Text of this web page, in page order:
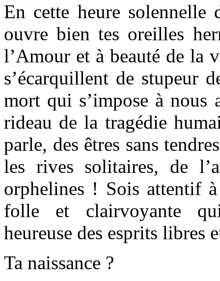
En cette heure solennelle
ouvre bien tes oreilles
l’Amour et à beauté de la
s’écarquillent de stupeur
mort qui s’impose à nous
rideau de la tragédie
parle, des êtres sans
les rives solitaires, de
orphelines ! Sois attentif
folle et clairvoyante
heureuse des esprits libres
Ta naissance ?